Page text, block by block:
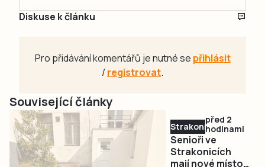
Diskuse k článku
Pro přidávání komentářů je nutné se přihlásit
/registrovat.
Související články
Strakonicko
před 2
hodinami
Senioři ve
Strakonicích
mají nové místo